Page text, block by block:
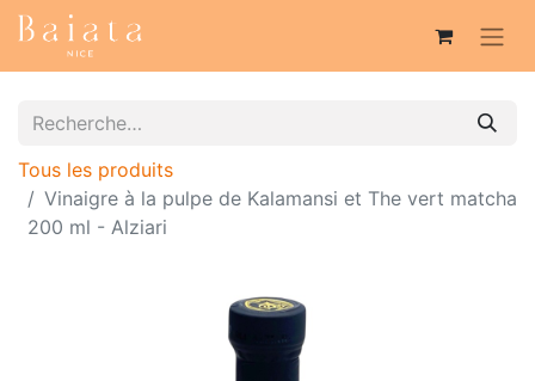
Tous les produits
Vinaigre à la pulpe de Kalamansi et The vert matcha
200 ml - Alziari